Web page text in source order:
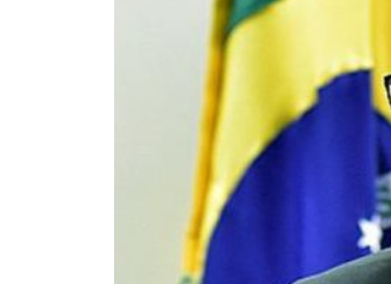
Pressione Enter para